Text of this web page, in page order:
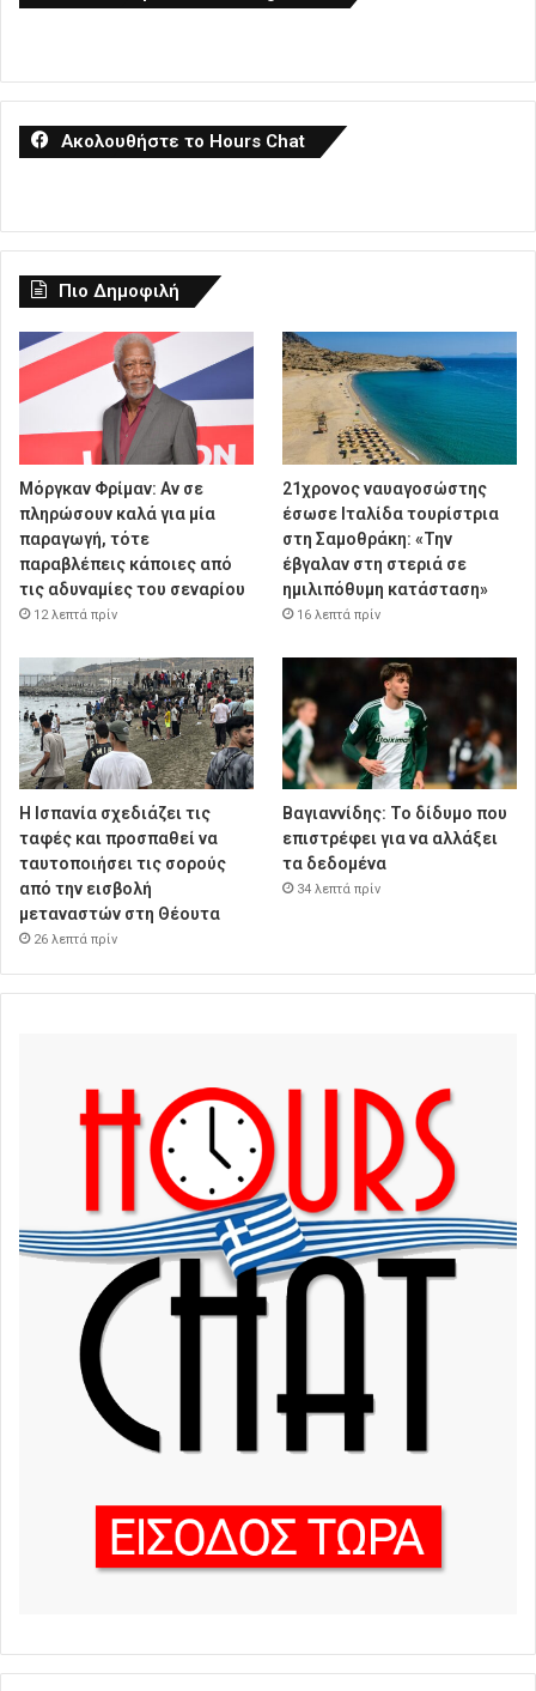
Ακολουθήστε το Hours Chat
Πιο Δημοφιλή
Μόργκαν Φρίμαν: Αν σε
πληρώσουν καλά για μία
παραγωγή, τότε
παραβλέπεις κάποιες από
τις αδυναμίες του σεναρίου
12 λεπτά πρίν
21χρονος ναυαγοσώστης
έσωσε Ιταλίδα τουρίστρια
στη Σαμοθράκη: «Την
έβγαλαν στη στεριά σε
ημιλιπόθυμη κατάσταση»
16 λεπτά πρίν
Η Ισπανία σχεδιάζει τις
ταφές και προσπαθεί να
ταυτοποιήσει τις σορούς
από την εισβολή
μεταναστών στη Θέουτα
26 λεπτά πρίν
Βαγιαννίδης: Το δίδυμο που
επιστρέφει για να αλλάξει
τα δεδομένα
34 λεπτά πρίν